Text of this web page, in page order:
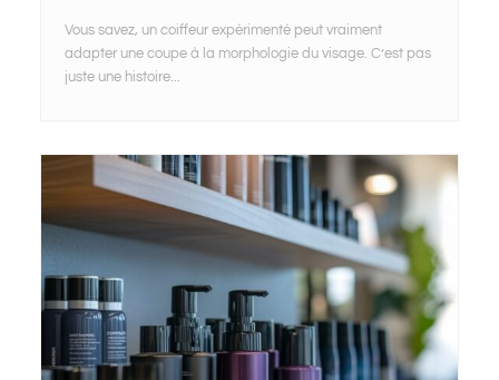
Vous savez, un coiffeur expérimenté peut vraiment
adapter une coupe à la morphologie du visage. C’est pas
juste une histoire...